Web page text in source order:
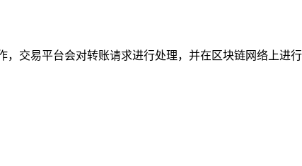
，交易平台会对转账请求进行处理，并在区块链网络上进